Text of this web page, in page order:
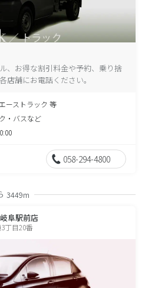
、お得な割引料金や予約、乗り捨
店舗にお電話ください。
ーストラック 等
・バスなど
058-294-4800
3449m
阜駅前店
丁目20番